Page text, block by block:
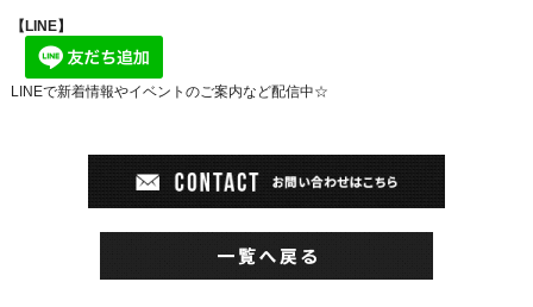
【LINE】
LINEで新着情報やイベントのご案内など配信中☆